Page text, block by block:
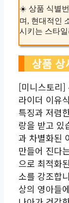
☀️ 상품 식별번
며, 현대적인
시키는 스타
상품 상
[미니스토리]
라이더 이유
특징과 저렴
랑을 받고 있
과 차별화된
만들어 진다
으로 최적화
소를 강조합
상의 영아들